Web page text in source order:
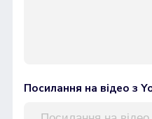
Посилання на відео з